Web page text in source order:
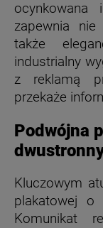
ocynkowana
zapewnia
także
industrialny
z reklamą
przekaże
Podwójna
Kluczowym
plakatowej
Komunikat